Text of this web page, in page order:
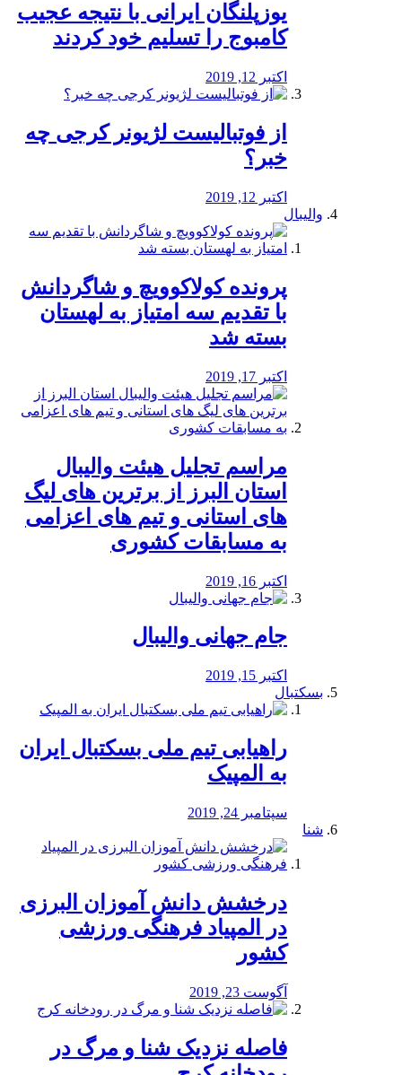
یوزپلنگان ایرانی با نتیجه عجیب
کامبوج را تسلیم خود کردند
اکتبر 12, 2019
از فوتبالیست لژیونر کرجی چه
خبر؟
اکتبر 12, 2019
والیبال
پرونده کولاکوویچ و شاگردانش
با تقدیم سه امتیاز به لهستان
بسته شد
اکتبر 17, 2019
مراسم تجلیل هیئت والیبال
استان البرز از برترین های لیگ
های استانی و تیم های اعزامی
به مسابقات کشوری
اکتبر 16, 2019
جام جهانی والیبال
اکتبر 15, 2019
بسکتبال
راهیابی تیم ملی بسکتبال ایران
به المپیک
سپتامبر 24, 2019
شنا
درخشش دانش آموزان البرزی
در المپیاد فرهنگی ورزشی
کشور
آگوست 23, 2019
️فاصله نزدیک شنا و مرگ در